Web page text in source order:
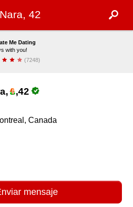
Nara, 42
Me Dating
with you!
(7248)
,42
Canada
mensaje